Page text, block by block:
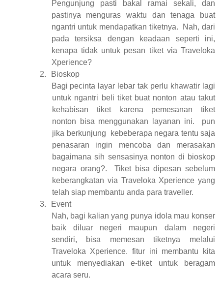
Pengunjung pasti bakal ramai sekali, dan
pastinya menguras waktu dan tenaga buat
ngantri untuk mendapatkan tiketnya.
Nah, dari
pada tersiksa dengan keadaan seperti ini,
kenapa tidak untuk pesan tiket via Traveloka
Xperience?
2.
Bioskop
Bagi pecinta layar lebar tak perlu khawatir lagi
untuk ngantri beli tiket buat nonton atau takut
kehabisan tiket karena pemesanan tiket
nonton bisa menggunakan layanan ini.
pun
jika berkunjung
kebeberapa negara tentu saja
penasaran ingin mencoba dan merasakan
bagaimana sih sensasinya nonton di bioskop
negara orang?.
Tiket bisa dipesan sebelum
keberangkatan via Traveloka Xperience yang
telah siap membantu anda para traveller.
3.
Event
Nah, bagi kalian yang punya idola mau konser
baik diluar negeri maupun dalam negeri
sendiri, bisa memesan tiketnya melalui
Traveloka Xperience. fitur ini membantu kita
untuk menyediakan e-tiket untuk beragam
acara seru.